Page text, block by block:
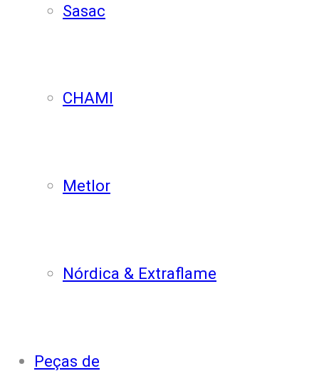
Sasac
CHAMI
Metlor
Nórdica & Extraflame
Peças de